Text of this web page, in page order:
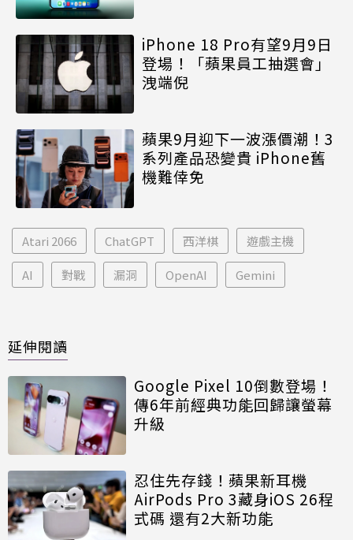
iPhone 18 Pro有望9月9日
登場！「蘋果員工抽選會」
洩端倪
蘋果9月迎下一波漲價潮！3
系列產品恐變貴 iPhone舊
機難倖免
Atari 2066 ChatGPT 西洋棋 遊戲主機
AI 對戰 漏洞 OpenAI Gemini
延伸閱讀
Google Pixel 10倒數登場！
傳6年前經典功能回歸讓螢幕
升級
忍住先存錢！蘋果新耳機
AirPods Pro 3藏身iOS 26程
式碼 還有2大新功能